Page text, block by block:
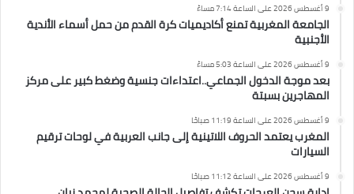
9 أغسطس 2026 على الساعة 7:14 مساءً
الجامعة المغربية تمنع أكاديميات كرة القدم من حمل أسماء الأندية
الأجنبية
9 أغسطس 2026 على الساعة 5:03 مساءً
بعد موجة الدخول الجماعي..اعتداءات جنسية وضغط كبير على مركز
المهاجرين بسبتة
9 أغسطس 2026 على الساعة 11:19 صباحًا
المغرب يعتمد الحروف اللاتينية إلى جانب العربية في لوحات ترقيم
السيارات
9 أغسطس 2026 على الساعة 11:12 صباحًا